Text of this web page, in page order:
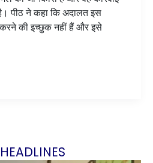
है। पीठ ने कहा कि अदालत इस
करने की इच्छुक नहीं हैं और इसे